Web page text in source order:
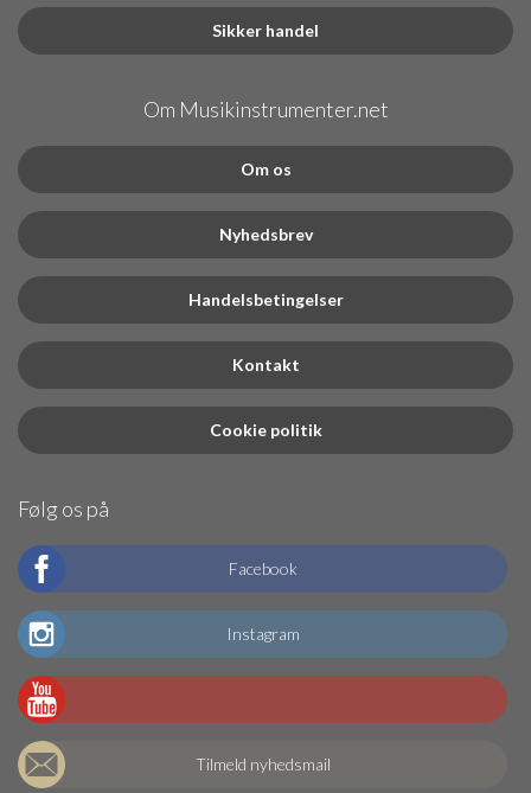
Sikker handel
Om Musikinstrumenter.net
Om os
Nyhedsbrev
Handelsbetingelser
Kontakt
Cookie politik
Følg os på
Facebook
Instagram
Tilmeld nyhedsmail